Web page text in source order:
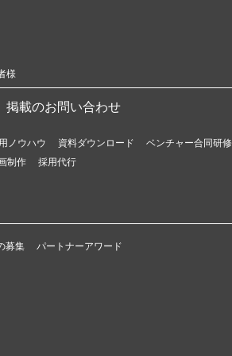
様
掲載のお問い合わせ
ノウハウ 資料ダウンロード ベンチャー合同研修
制作
採用代行
募集 パートナーアワード